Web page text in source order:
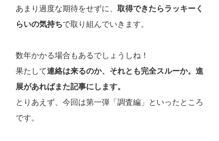
あまり過度な期待をせずに、 取得できたらラッキーく
らいの気持ちで取り組んでいきます。
数年かかる場合もあるでしょうしね！
果たして連絡は来るのか、それとも完全スルーか。進
展があればまた記事にします。
とりあえず、今回は第一弾「調査編」といったところ
です。